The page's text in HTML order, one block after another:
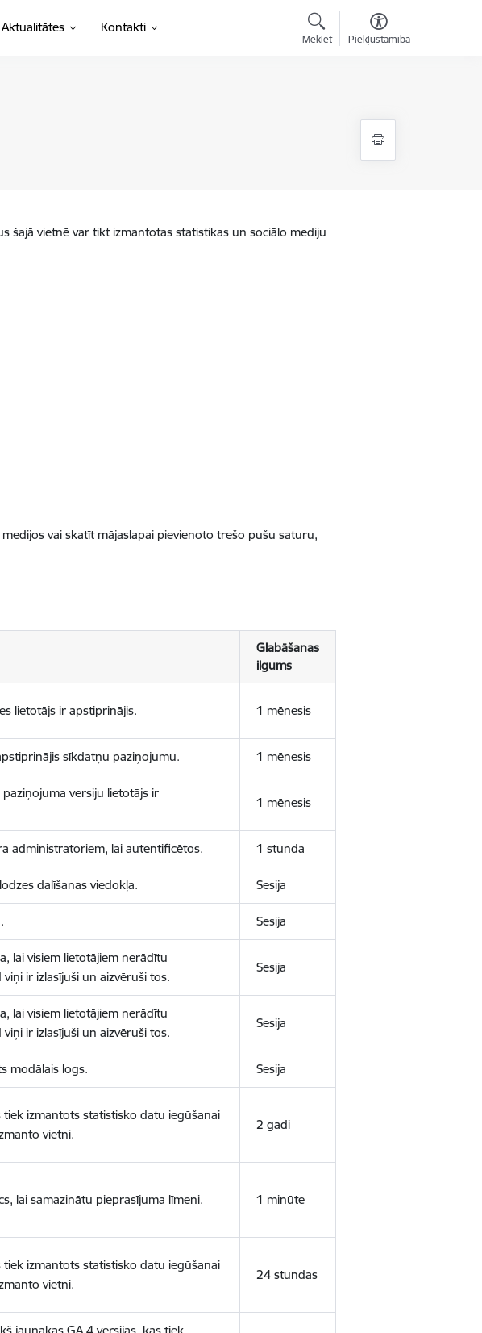
Aktualitātes Kontakti
Meklēt Piekļūstamība
šajā vietnē var tikt izmantotas statistikas un sociālo mediju
vai skatīt mājaslapai pievienoto trešo pušu saturu,
Glabāšanas
ilgums
lietotājs ir apstiprinājis. 1 mēnesis
sīkdatņu paziņojumu. 1 mēnesis
versiju lietotājs ir
1 mēnesis
administratoriem, lai autentificētos. 1 stunda
dalīšanas viedokļa. Sesija
Sesija
lai visiem lietotājiem nerādītu
ir izlasījuši un aizvēruši tos.
Sesija
lai visiem lietotājiem nerādītu
ir izlasījuši un aizvēruši tos.
Sesija
modālais logs. Sesija
izmantots statistisko datu iegūšanai
vietni.
2 gadi
lai samazinātu pieprasījuma līmeni. 1 minūte
izmantots statistisko datu iegūšanai
vietni.
24 stundas